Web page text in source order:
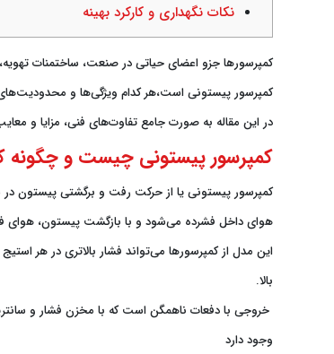
نکات نگهداری و کارکرد بهینه
کمپرسورها جزو اعضای حیاتی در صنعت، ساختمنات
کمپرسور پیستونی است،هر کدام ویژگی‌ها و
در این مقاله به صورت جامع تفاوت‌های فنی، مزایا و
کمپرسور پیستونی چیست و چگونه
کمپرسور پیستونی یا از حرکت رفت و برگشتی پیستون
هوای داخل فشرده می‌شود و با بازگشت پیستون،
این مدل از کمپرسورها می‌تواند فشار بالاتری در هر
بالا.
خروجی با دفعات ناهمگن است که با مخزن فشار و
وجود دارد